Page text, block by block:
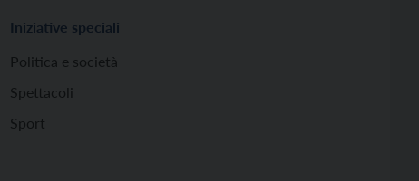
Iniziative speciali
Politica e società
Spettacoli
Sport